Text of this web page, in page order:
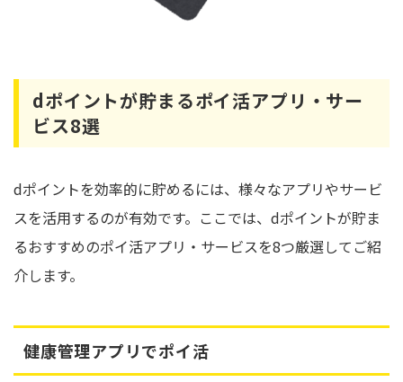
dポイントが貯まるポイ活アプリ・サー
ビス8選
dポイントを効率的に貯めるには、様々なアプリやサービ
スを活用するのが有効です。ここでは、dポイントが貯ま
るおすすめのポイ活アプリ・サービスを8つ厳選してご紹
介します。
健康管理アプリでポイ活